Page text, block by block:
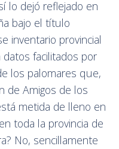
lo dejó reflejado en
bajo el título
inventario provincial
facilitados por
los palomares que,
de Amigos de los
metida de lleno en
toda la provincia de
No, sencillamente